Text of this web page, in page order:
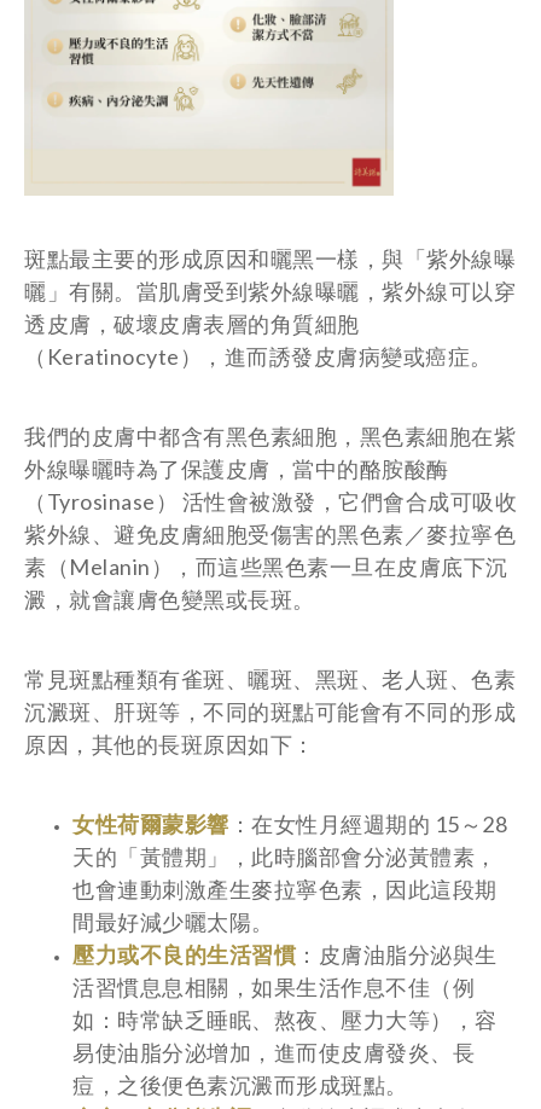
斑點最主要的形成原因和曬黑一樣，與「紫外線曝
曬」有關。當肌膚受到紫外線曝曬，紫外線可以穿
透皮膚，破壞皮膚表層的角質細胞
（Keratinocyte），進而誘發皮膚病變或癌症。
我們的皮膚中都含有黑色素細胞，黑色素細胞在紫
外線曝曬時為了保護皮膚，當中的酪胺酸酶
（Tyrosinase） 活性會被激發，它們會合成可吸收
紫外線、避免皮膚細胞受傷害的黑色素／麥拉寧色
素（Melanin），而這些黑色素一旦在皮膚底下沉
澱，就會讓膚色變黑或長斑。
常見斑點種類有雀斑、曬斑、黑斑、老人斑、色素
沉澱斑、肝斑等，不同的斑點可能會有不同的形成
原因，其他的長斑原因如下：
女性荷爾蒙影響 ：在女性月經週期的 15～28
天的「黃體期」，此時腦部會分泌黃體素，
也會連動刺激產生麥拉寧色素，因此這段期
間最好減少曬太陽。
壓力或不良的生活習慣 ：皮膚油脂分泌與生
活習慣息息相關，如果生活作息不佳（例
如：時常缺乏睡眠、熬夜、壓力大等），容
易使油脂分泌增加，進而使皮膚發炎、長
痘，之後便色素沉澱而形成斑點。